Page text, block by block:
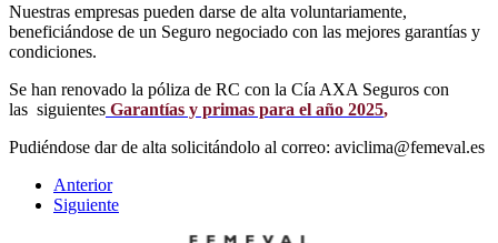
Nuestras empresas pueden darse de alta voluntariamente,
beneficiándose de un Seguro negociado con las mejores garantías y
condiciones.
Se han renovado la póliza de RC con la Cía AXA Seguros con
las siguientes Garantías y primas para el año 2025,
Pudiéndose dar de alta solicitándolo al correo: aviclima@femeval.es
Anterior
Siguiente